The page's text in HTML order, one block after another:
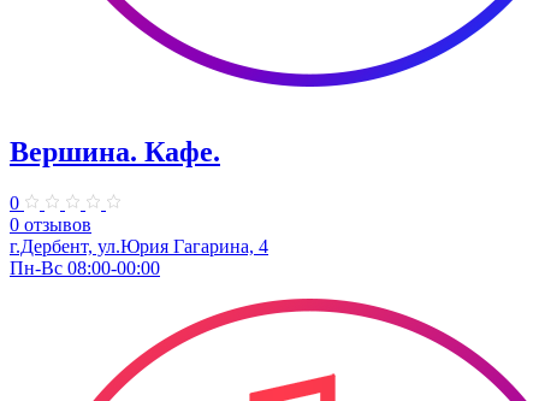
Вершина. Кафе.
0
0 отзывов
г.Дербент, ул.Юрия Гагарина, 4
Пн-Вс 08:00-00:00